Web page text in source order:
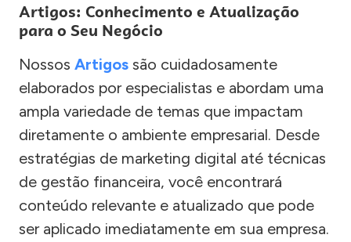
Artigos: Conhecimento e Atualização
para o Seu Negócio
Nossos Artigos são cuidadosamente
elaborados por especialistas e abordam uma
ampla variedade de temas que impactam
diretamente o ambiente empresarial. Desde
estratégias de marketing digital até técnicas
de gestão financeira, você encontrará
conteúdo relevante e atualizado que pode
ser aplicado imediatamente em sua empresa.